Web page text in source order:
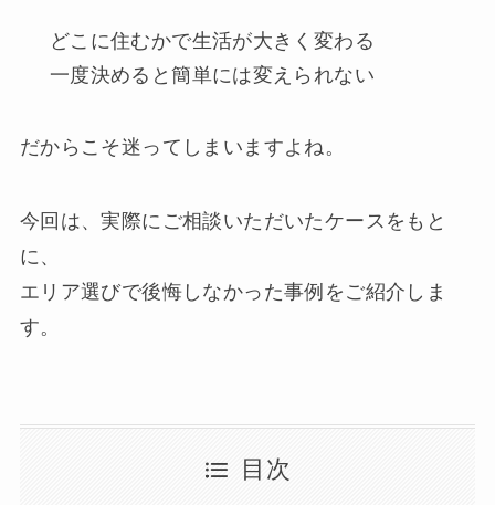
どこに住むかで生活が大きく変わる
一度決めると簡単には変えられない
だからこそ迷ってしまいますよね。
今回は、実際にご相談いただいたケースをもと
に、
エリア選びで後悔しなかった事例をご紹介しま
す。
目次